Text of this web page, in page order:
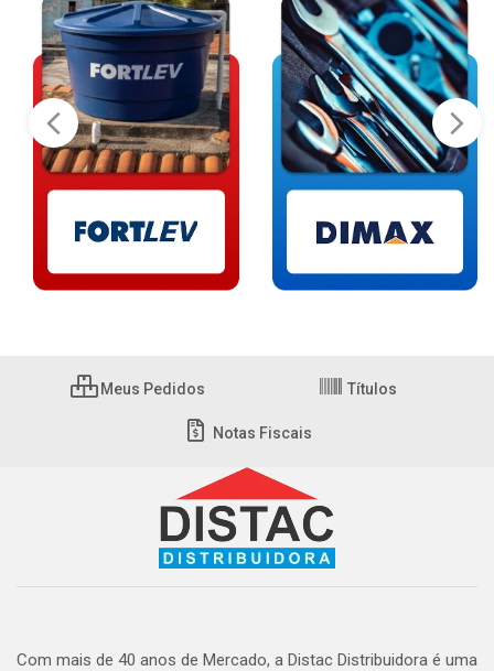
Meus Pedidos Títulos
Notas Fiscais
Com mais de 40 anos de Mercado, a Distac Distribuidora é uma